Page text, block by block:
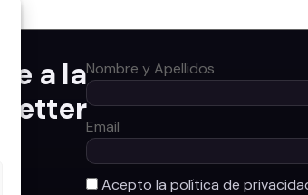
a laNombre y Apellidos
Email
Acepto la política de